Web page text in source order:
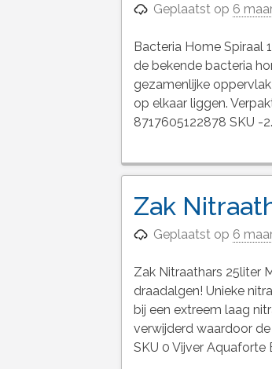
Geplaatst op 6
Bacteria Home Spiraal
de bekende bacteria
gezamenlijke
op elkaar liggen.
8717605122878 SKU -
Zak
Geplaatst op 6
Zak Nitraathars 25liter
draadalgen! Unieke
bij een extreem laag
verwijderd waardoor
SKU 0 Vijver Aquaforte